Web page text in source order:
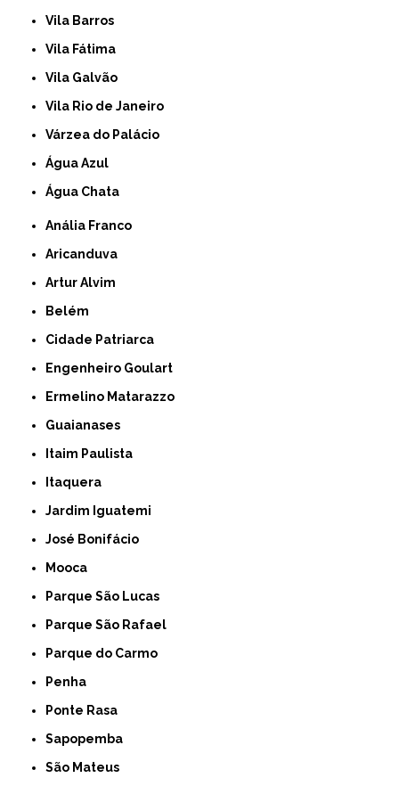
Vila Barros
Vila Fátima
Vila Galvão
Vila Rio de Janeiro
Várzea do Palácio
Água Azul
Água Chata
Anália Franco
Aricanduva
Artur Alvim
Belém
Cidade Patriarca
Engenheiro Goulart
Ermelino Matarazzo
Guaianases
Itaim Paulista
Itaquera
Jardim Iguatemi
José Bonifácio
Mooca
Parque São Lucas
Parque São Rafael
Parque do Carmo
Penha
Ponte Rasa
Sapopemba
São Mateus